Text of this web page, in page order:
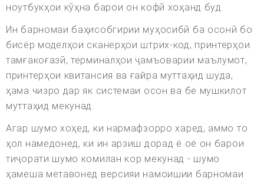
ноутбукҳои кӯҳна барои он кофӣ хоҳанд буд.
Ин барномаи баҳисобгирии муҳосибӣ ба осонӣ бо
бисёр моделҳои сканерҳои штрих-код, принтерҳои
тамғакоғазӣ, терминалҳои ҷамъоварии маълумот,
принтерҳои квитансия ва ғайра муттаҳид шуда,
ҳама чизро дар як системаи осон ва бе мушкилот
муттаҳид мекунад.
Агар шумо хоҳед, ки нармафзорро харед, аммо то
ҳол намедонед, ки ин арзиш дорад ё оё он барои
тиҷорати шумо комилан кор мекунад - шумо
ҳамеша метавонед версияи намоишии барномаи